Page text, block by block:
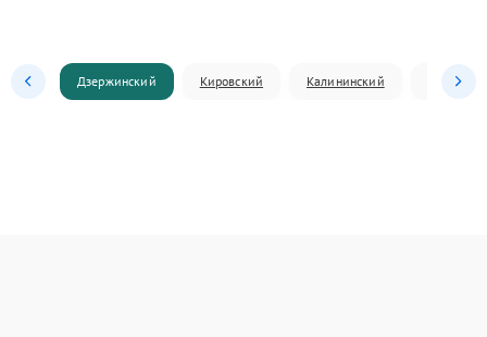
Дзержинский Кировский Калининский